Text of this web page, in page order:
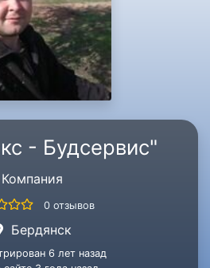
- Будсервис"
Компания
0 отзывов
Бердянск
6 лет назад